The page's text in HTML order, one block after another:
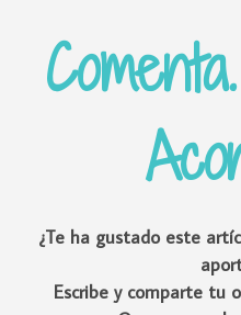
¿Te ha gustado este
Escribe y comparte tu